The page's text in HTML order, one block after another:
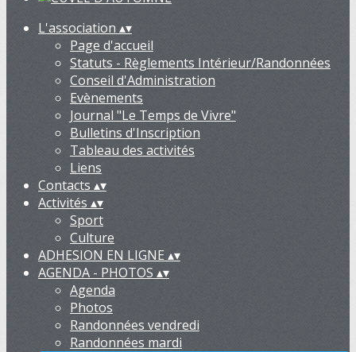
L'association ▴▾
Page d'accueil
Statuts - Règlements Intérieur/Randonnées
Conseil d'Administration
Evènements
Journal "Le Temps de Vivre"
Bulletins d'Inscription
Tableau des activités
Liens
Contacts ▴▾
Activités ▴▾
Sport
Culture
ADHESION EN LIGNE▴▾
AGENDA - PHOTOS ▴▾
Agenda
Photos
Randonnées vendredi
Randonnées mardi